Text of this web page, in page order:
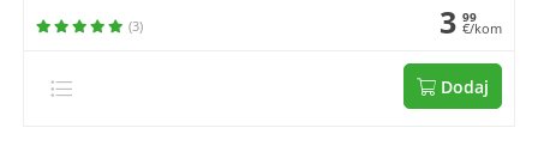
(3) 3 99
€/kom
Dodaj